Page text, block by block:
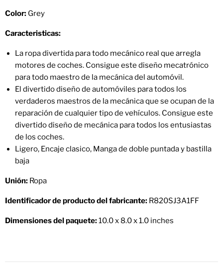
Color: Grey
Caracteristicas:
La ropa divertida para todo mecánico real que arregla
motores de coches. Consigue este diseño mecatrónico
para todo maestro de la mecánica del automóvil.
El divertido diseño de automóviles para todos los
verdaderos maestros de la mecánica que se ocupan de la
reparación de cualquier tipo de vehículos. Consigue este
divertido diseño de mecánica para todos los entusiastas
de los coches.
Ligero, Encaje clasico, Manga de doble puntada y bastilla
baja
Unión: Ropa
Identificador de producto del fabricante: R820SJ3A1FF
Dimensiones del paquete:10.0 x 8.0 x 1.0 inches